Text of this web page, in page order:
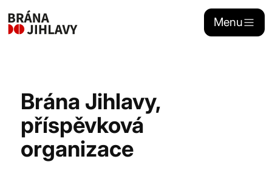
Menu
Stánkový prodej
Sponzoring
Brána Jihlavy,
příspěvková
organizace